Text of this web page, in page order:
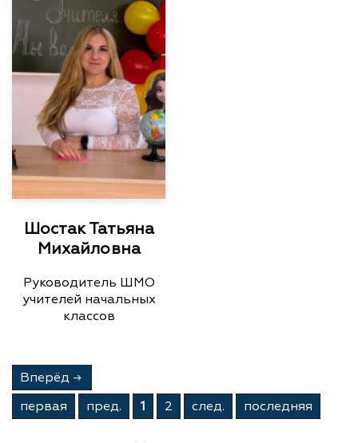
Шостак Татьяна
Михайловна
Руководитель ШМО
учителей начальных
классов
Вперёд →
первая
пред. 1 2 след. последняя